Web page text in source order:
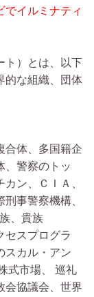
でイルミナティ
ト）とは、以下
的な組織、団体
合体、多国籍企
、警察のトッ
ン、ＣＩＡ、
事警察機構、
、貴族
セスプログラ
スカル・アン
式市場、 巡礼
会協議会、世界